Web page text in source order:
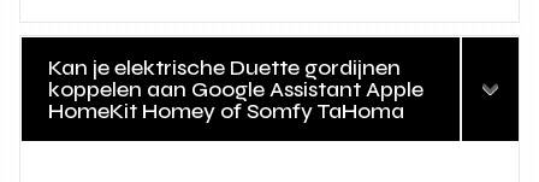
Kan je elektrische Duette gordijnen
koppelen aan Google Assistant Apple
HomeKit Homey of Somfy TaHoma